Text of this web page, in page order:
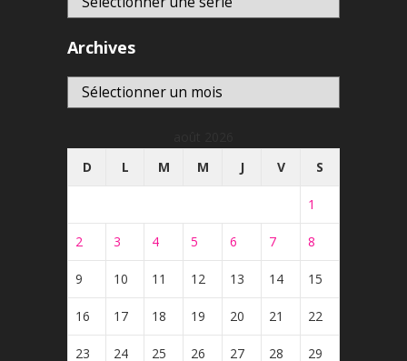
Archives
Archives
D
L M M J V S
1
2 3 4 5 6 7 8
9 10 11 12 13 14 15
16 17 18 19 20 21 22
23 24 25 26 27 28 29